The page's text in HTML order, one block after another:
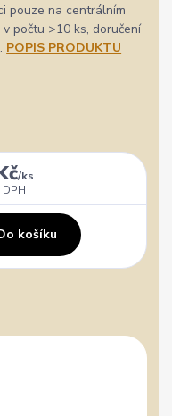
pouze na centrálním
počtu >10 ks, doručení
POPIS PRODUKTU
/ks
košíku